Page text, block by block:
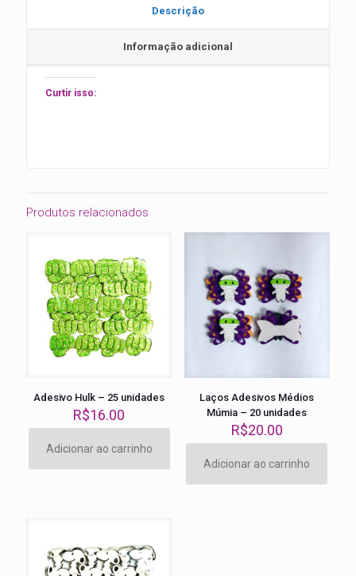
Descrição
Informação adicional
Curtir isso:
Produtos relacionados
Adesivo Hulk – 25 unidades
R$16.00
Adicionar ao carrinho
Laços Adesivos Médios
Múmia – 20 unidades
R$20.00
Adicionar ao carrinho